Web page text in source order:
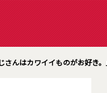
じさんはカワイイものがお好き